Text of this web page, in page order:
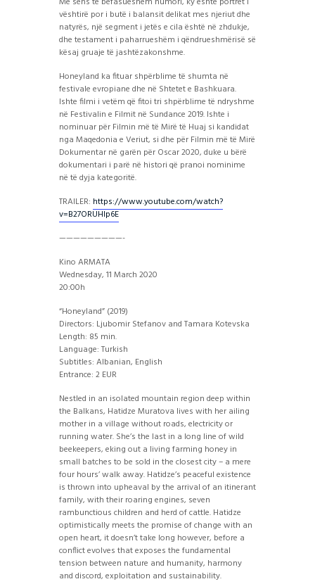
vështirë por i butë i balansit delikat mes njeriut dhe
natyrës, një segment i jetës e cila është në zhdukje,
dhe testament i paharrueshëm i qëndrueshmërisë së
kësaj gruaje të jashtëzakonshme.
Honeyland ka fituar shpërblime të shumta në
festivale evropiane dhe në Shtetet e Bashkuara.
Ishte filmi i vetëm që fitoi tri shpërblime të ndryshme
në Festivalin e Filmit në Sundance 2019. Ishte i
nominuar për Filmin më të Mirë të Huaj si kandidat
nga Maqedonia e Veriut, si dhe për Filmin më të Mirë
Dokumentar në garën për Oscar 2020, duke u bërë
dokumentari i parë në histori që pranoi nominime
në të dyja kategoritë.
TRAILER: https://www.youtube.com/watch?
v=B27ORUHlp6E
—————————-
Kino ARMATA
Wednesday, 11 March 2020
20:00h
“Honeyland” (2019)
Directors: Ljubomir Stefanov and Tamara Kotevska
Length: 85 min.
Language: Turkish
Subtitles: Albanian, English
Entrance: 2 EUR
Nestled in an isolated mountain region deep within
the Balkans, Hatidze Muratova lives with her ailing
mother in a village without roads, electricity or
running water. She’s the last in a long line of wild
beekeepers, eking out a living farming honey in
small batches to be sold in the closest city – a mere
four hours’ walk away. Hatidze’s peaceful existence
is thrown into upheaval by the arrival of an itinerant
family, with their roaring engines, seven
rambunctious children and herd of cattle. Hatidze
optimistically meets the promise of change with an
open heart, it doesn’t take long however, before a
conflict evolves that exposes the fundamental
tension between nature and humanity, harmony
and discord, exploitation and sustainability.